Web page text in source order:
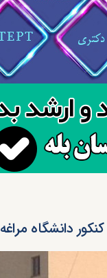
دانشگاه مراغه ۱۴۰۲